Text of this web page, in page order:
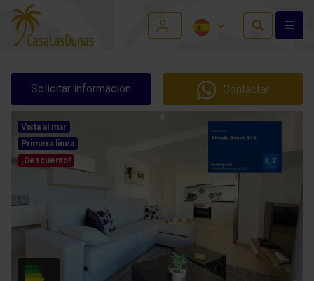
Solicitar información Contactar
Vista al mar
Primera linea
¡Descuento!